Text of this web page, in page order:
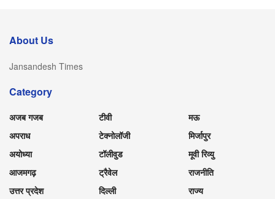
About Us
Jansandesh Times
Category
अजब गजब
अपराध
अयोध्या
आजमगढ़
उत्तर प्रदेश
टीवी
टेक्नोलॉजी
टॉलीवुड
ट्रैवेल
दिल्ली
मऊ
मिर्जापुर
मूवी रिव्यु
राजनीति
राज्य